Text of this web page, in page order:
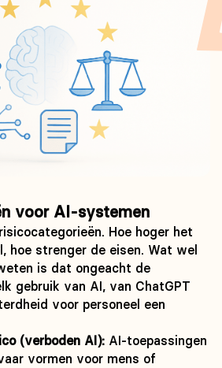
voor AI-systemen
Hoe hoger het
hoe strenger de eisen. Wat wel
is dat ongeacht de
gebruik van AI, van ChatGPT
voor personeel een
(verboden AI): AI-toepassingen
vormen voor mens of